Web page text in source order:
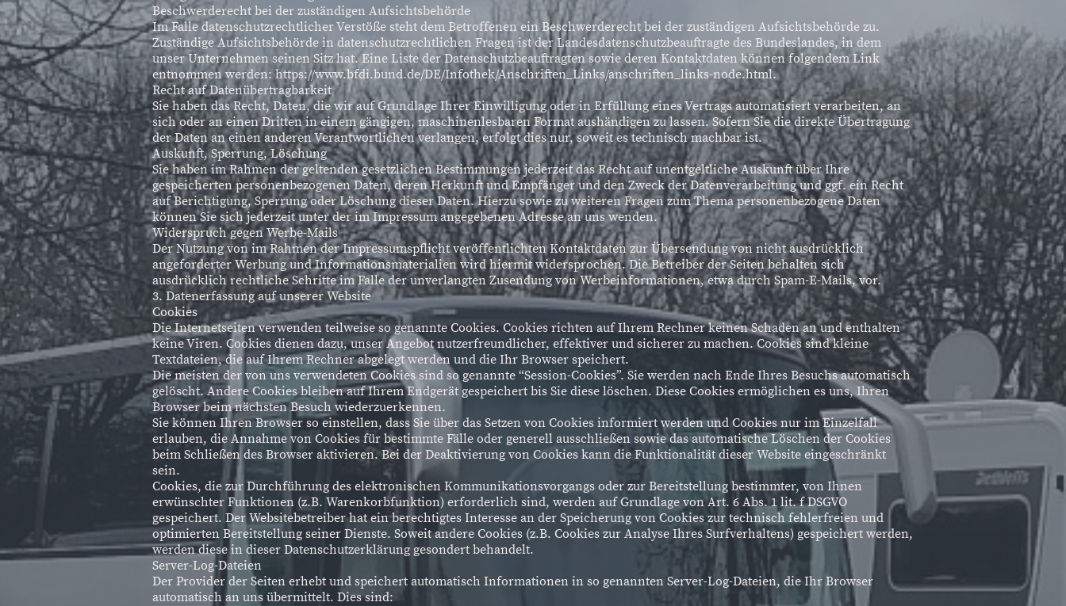
Beschwerderecht bei der zuständigen Aufsichtsbehörde
Im Falle datenschutzrechtlicher Verstöße steht dem Betroffenen ein Beschwerderecht bei der zuständigen Aufsichtsbehörde zu.
Zuständige Aufsichtsbehörde in datenschutzrechtlichen Fragen ist der Landesdatenschutzbeauftragte des Bundeslandes, in dem
unser Unternehmen seinen Sitz hat. Eine Liste der Datenschutzbeauftragten sowie deren Kontaktdaten können folgendem Link
entnommen werden: https://www.bfdi.bund.de/DE/Infothek/Anschriften_Links/anschriften_links-node.html.
Recht auf Datenübertragbarkeit
Sie haben das Recht, Daten, die wir auf Grundlage Ihrer Einwilligung oder in Erfüllung eines Vertrags automatisiert verarbeiten, an
sich oder an einen Dritten in einem gängigen, maschinenlesbaren Format aushändigen zu lassen. Sofern Sie die direkte Übertragung
der Daten an einen anderen Verantwortlichen verlangen, erfolgt dies nur, soweit es technisch machbar ist.
Auskunft, Sperrung, Löschung
Sie haben im Rahmen der geltenden gesetzlichen Bestimmungen jederzeit das Recht auf unentgeltliche Auskunft über Ihre
gespeicherten personenbezogenen Daten, deren Herkunft und Empfänger und den Zweck der Datenverarbeitung und ggf. ein Recht
auf Berichtigung, Sperrung oder Löschung dieser Daten. Hierzu sowie zu weiteren Fragen zum Thema personenbezogene Daten
können Sie sich jederzeit unter der im Impressum angegebenen Adresse an uns wenden.
Widerspruch gegen Werbe-Mails
Der Nutzung von im Rahmen der Impressumspflicht veröffentlichten Kontaktdaten zur Übersendung von nicht ausdrücklich
angeforderter Werbung und Informationsmaterialien wird hiermit widersprochen. Die Betreiber der Seiten behalten sich
ausdrücklich rechtliche Schritte im Falle der unverlangten Zusendung von Werbeinformationen, etwa durch Spam-E-Mails, vor.
3. Datenerfassung auf unserer Website
Cookies
Die Internetseiten verwenden teilweise so genannte Cookies. Cookies richten auf Ihrem Rechner keinen Schaden an und enthalten
keine Viren. Cookies dienen dazu, unser Angebot nutzerfreundlicher, effektiver und sicherer zu machen. Cookies sind kleine
Textdateien, die auf Ihrem Rechner abgelegt werden und die Ihr Browser speichert.
Die meisten der von uns verwendeten Cookies sind so genannte “Session-Cookies”. Sie werden nach Ende Ihres Besuchs automatisch
gelöscht. Andere Cookies bleiben auf Ihrem Endgerät gespeichert bis Sie diese löschen. Diese Cookies ermöglichen es uns, Ihren
Browser beim nächsten Besuch wiederzuerkennen.
Sie können Ihren Browser so einstellen, dass Sie über das Setzen von Cookies informiert werden und Cookies nur im Einzelfall
erlauben, die Annahme von Cookies für bestimmte Fälle oder generell ausschließen sowie das automatische Löschen der Cookies
beim Schließen des Browser aktivieren. Bei der Deaktivierung von Cookies kann die Funktionalität dieser Website eingeschränkt
sein.
Cookies, die zur Durchführung des elektronischen Kommunikationsvorgangs oder zur Bereitstellung bestimmter, von Ihnen
erwünschter Funktionen (z.B. Warenkorbfunktion) erforderlich sind, werden auf Grundlage von Art. 6 Abs. 1 lit. f DSGVO
gespeichert. Der Websitebetreiber hat ein berechtigtes Interesse an der Speicherung von Cookies zur technisch fehlerfreien und
optimierten Bereitstellung seiner Dienste. Soweit andere Cookies (z.B. Cookies zur Analyse Ihres Surfverhaltens) gespeichert werden,
werden diese in dieser Datenschutzerklärung gesondert behandelt.
Server-Log-Dateien
Der Provider der Seiten erhebt und speichert automatisch Informationen in so genannten Server-Log-Dateien, die Ihr Browser
automatisch an uns übermittelt. Dies sind: